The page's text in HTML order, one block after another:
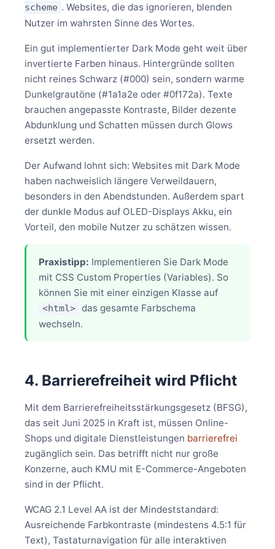
scheme . Websites, die das ignorieren, blenden
Nutzer im wahrsten Sinne des Wortes.
Ein gut implementierter Dark Mode geht weit über
invertierte Farben hinaus. Hintergründe sollten
nicht reines Schwarz (#000) sein, sondern warme
Dunkelgrautöne (#1a1a2e oder #0f172a). Texte
brauchen angepasste Kontraste, Bilder dezente
Abdunklung und Schatten müssen durch Glows
ersetzt werden.
Der Aufwand lohnt sich: Websites mit Dark Mode
haben nachweislich längere Verweildauern,
besonders in den Abendstunden. Außerdem spart
der dunkle Modus auf OLED-Displays Akku, ein
Vorteil, den mobile Nutzer zu schätzen wissen.
Praxistipp: Implementieren Sie Dark Mode
mit CSS Custom Properties (Variables). So
können Sie mit einer einzigen Klasse auf
<html> das gesamte Farbschema
wechseln.
4. Barrierefreiheit wird Pflicht
Mit dem Barrierefreiheitsstärkungsgesetz (BFSG),
das seit Juni 2025 in Kraft ist, müssen Online-
Shops und digitale Dienstleistungen barrierefrei
zugänglich sein. Das betrifft nicht nur große
Konzerne, auch KMU mit E-Commerce-Angeboten
sind in der Pflicht.
WCAG 2.1 Level AA ist der Mindeststandard:
Ausreichende Farbkontraste (mindestens 4.5:1 für
Text), Tastaturnavigation für alle interaktiven